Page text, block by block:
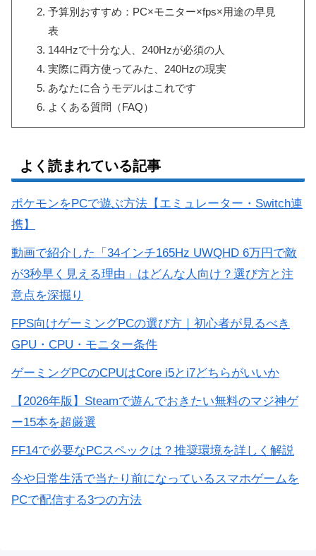
予算別おすすめ：PC×モニター×fps×用途の早見
表
144Hzで十分な人、240Hzが必須の人
実際に両方使ってみた、240Hzの現実
あなたに合うモデルはこれです
よくある質問（FAQ）
よく読まれている記事
ポケモンをPCで遊ぶ方法【エミュレーター・Switch連
携】
動画で紹介した「34インチ165Hz UWQHD 6万円で敵
が3秒早く見える理由」はどんな人向け？選び方と注
意点を深掘り
FPS向けゲーミングPCの選び方｜初心者が見るべき
GPU・CPU・モニター条件
ゲーミングPCのCPUはCore i5とi7どちらがいいか
【2026年版】Steamで遊んでおきたい無料のマジ神ゲ
ー15本を超厳選
FF14で必要なPCスペックは？推奨環境を詳しく解説
今や日常生活で当たり前になっているスマホゲームを
PCで配信する3つの方法